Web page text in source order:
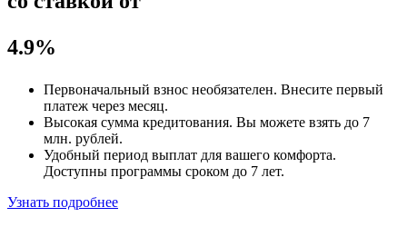
4.9%
Первоначальный взнос необязателен. Внесите первый
платеж через месяц.
Высокая сумма кредитования. Вы можете взять до 7
млн. рублей.
Удобный период выплат для вашего комфорта.
Доступны программы сроком до 7 лет.
Узнать подробнее